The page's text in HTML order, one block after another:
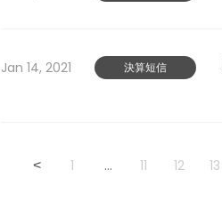
Jan 14, 2021 決算短信
< 1 ... 11 12 13